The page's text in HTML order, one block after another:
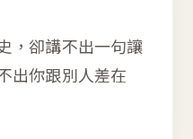
，卻講不出一句讓
出你跟別人差在